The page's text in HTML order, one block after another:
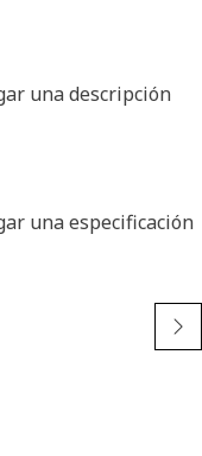
una descripción
una especificación